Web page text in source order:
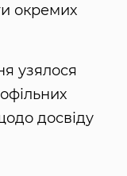
окремих
узялося
досвіду